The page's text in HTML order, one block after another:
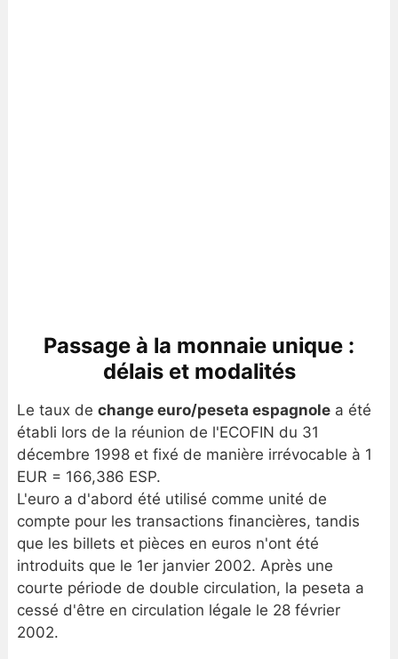
Passage à la monnaie unique :
délais et modalités
Le taux de change euro/peseta espagnolea été
établi lors de la réunion de l'ECOFIN du 31
décembre 1998 et fixé de manière irrévocable à 1
EUR = 166,386 ESP.
L'euro a d'abord été utilisé comme unité de
compte pour les transactions financières, tandis
que les billets et pièces en euros n'ont été
introduits que le 1er janvier 2002. Après une
courte période de double circulation, la peseta a
cessé d'être en circulation légale le 28 février
2002.